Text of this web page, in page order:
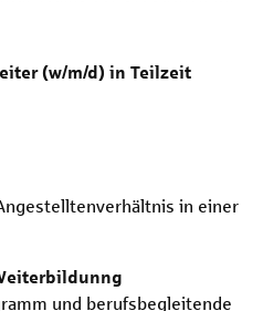
(w/m/d) in Teilzeit
in einer
und berufsbegleitende